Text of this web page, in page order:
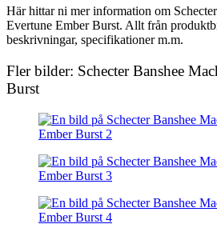
Här hittar ni mer information om
Evertune Ember Burst. Allt från
beskrivningar, specifikationer m.m.
Fler bilder: Schecter Banshee
Burst